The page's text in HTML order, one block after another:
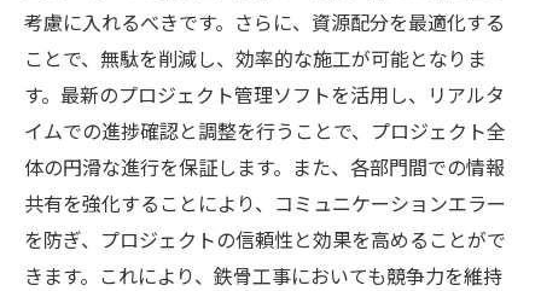
考慮に入れるべきです。さらに、資源配分を最適化する
ことで、無駄を削減し、効率的な施工が可能となりま
す。最新のプロジェクト管理ソフトを活用し、リアルタ
イムでの進捗確認と調整を行うことで、プロジェクト全
体の円滑な進行を保証します。また、各部門間での情報
共有を強化することにより、コミュニケーションエラー
を防ぎ、プロジェクトの信頼性と効果を高めることがで
きます。これにより、鉄骨工事においても競争力を維持